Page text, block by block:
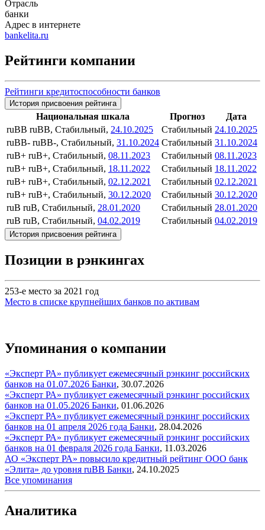
Отрасль
банки
Адрес в интернете
bankelita.ru
Рейтинги компании
Рейтинги кредитоспособности банков
История присвоения рейтинга
Национальная шкала Прогноз
Дата
ruBB ruBB, Стабильный, 24.10.2025 Стабильный 24.10.2025
ruBB- ruBB-, Стабильный, 31.10.2024 Стабильный 31.10.2024
ruB+ ruB+, Стабильный, 08.11.2023 Стабильный 08.11.2023
ruB+ ruB+, Стабильный, 18.11.2022 Стабильный 18.11.2022
ruB+ ruB+, Стабильный, 02.12.2021 Стабильный 02.12.2021
ruB+ ruB+, Стабильный, 30.12.2020 Стабильный 30.12.2020
ruB ruB, Стабильный, 28.01.2020 Стабильный 28.01.2020
ruB ruB, Стабильный, 04.02.2019 Стабильный 04.02.2019
История присвоения рейтинга
Позиции в рэнкингах
253-е место за 2021 год
Место в списке крупнейших банков по активам
Упоминания о компании
«Эксперт РА» публикует ежемесячный рэнкинг российских
банков на 01.07.2026 Банки, 30.07.2026
«Эксперт РА» публикует ежемесячный рэнкинг российских
банков на 01.05.2026 Банки, 01.06.2026
«Эксперт РА» публикует ежемесячный рэнкинг российских
банков на 01 апреля 2026 года Банки, 28.04.2026
«Эксперт РА» публикует ежемесячный рэнкинг российских
банков на 01 февраля 2026 года Банки, 11.03.2026
АО «Эксперт РА» повысило кредитный рейтинг ООО банк
«Элита» до уровня ruВB Банки, 24.10.2025
Все упоминания
Аналитика